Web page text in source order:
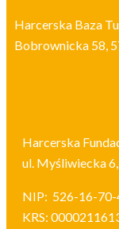
Harcerska Baza
Bobrownicka 58,
Harcerska
ul. Myśliwiecka
NIP: 526-16-70-
KRS: